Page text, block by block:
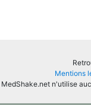
Mentions
MedShake.net n'utilise